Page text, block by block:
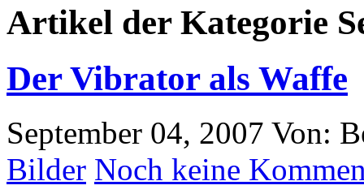
Artikel der Kategorie
Der Vibrator als Waffe
September 04, 2007 Von:
Bilder Noch keine